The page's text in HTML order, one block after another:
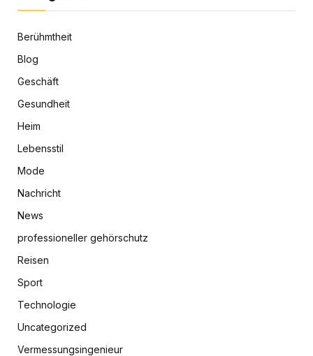
Berühmtheit
Blog
Geschäft
Gesundheit
Heim
Lebensstil
Mode
Nachricht
News
professioneller gehörschutz
Reisen
Sport
Technologie
Uncategorized
Vermessungsingenieur